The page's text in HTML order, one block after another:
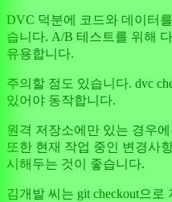
DVC 덕분에 코드와 데이터
습니다. A/B 테스트를 위해
유용합니다.
주의할 점도 있습니다. dvc
있어야 동작합니다.
원격 저장소에만 있는 경우
또한 현재 작업 중인 변경사
시해두는 것이 좋습니다.
김개발 씨는 git checkout으